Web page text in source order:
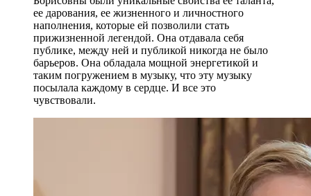
ее дарования, ее жизненного и личностного
наполнения, которые ей позволили стать
прижизненной легендой. Она отдавала себя
публике, между ней и публикой никогда не было
барьеров. Она обладала мощной энергетикой и
таким погружением в музыку, что эту музыку
посылала каждому в сердце. И все это
чувствовали.